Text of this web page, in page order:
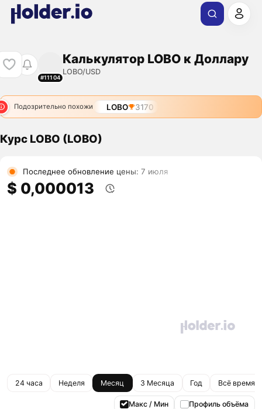
#11104
Калькулятор LOBO к Доллару
LOBO/USD
Подозрительно похожи LOBO 3170
Курс LOBO (LOBO)
Последнее обновление цены: 7 июля
$ 0,000013
24 часа Неделя Месяц 3 Месяца Год Всё время
Макс / Мин Профиль объёма